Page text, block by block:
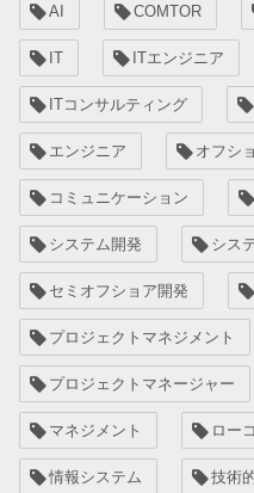
AI COMTOR
IT ITエンジニア
ITコンサルティング
エンジニア オフシ
コミュニケーション
システム開発 シス
セミオフショア開発
プロジェクトマネジメント
プロジェクトマネージャー
マネジメント ロー
情報システム 技術